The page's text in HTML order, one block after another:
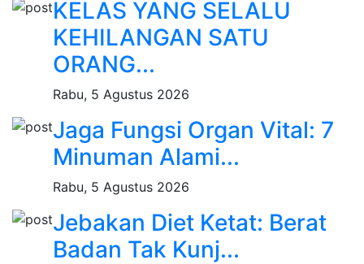
KELAS YANG SELALU
KEHILANGAN SATU
ORANG...
Rabu, 5 Agustus 2026
Jaga Fungsi Organ Vital: 7
Minuman Alami...
Rabu, 5 Agustus 2026
Jebakan Diet Ketat: Berat
Badan Tak Kunj...